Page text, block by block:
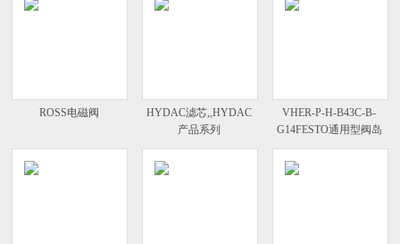
ROSS电磁阀
HYDAC滤芯,,HYDAC
产品系列
VHER-P-H-B43C-B-
G14FESTO通用型阀岛